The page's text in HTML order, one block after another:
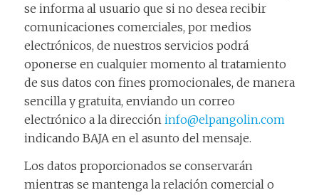
se informa al usuario que si no desea recibir
comunicaciones comerciales, por medios
electrónicos, de nuestros servicios podrá
oponerse en cualquier momento al tratamiento
de sus datos con fines promocionales, de manera
sencilla y gratuita, enviando un correo
electrónico a la dirección info@elpangolin.com
indicando BAJA en el asunto del mensaje.
Los datos proporcionados se conservarán
mientras se mantenga la relación comercial o